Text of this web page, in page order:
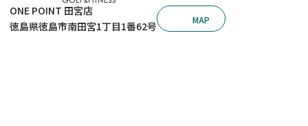
ONE POINT 田宮店
徳島県徳島市南田宮1丁目1番62号
MAP